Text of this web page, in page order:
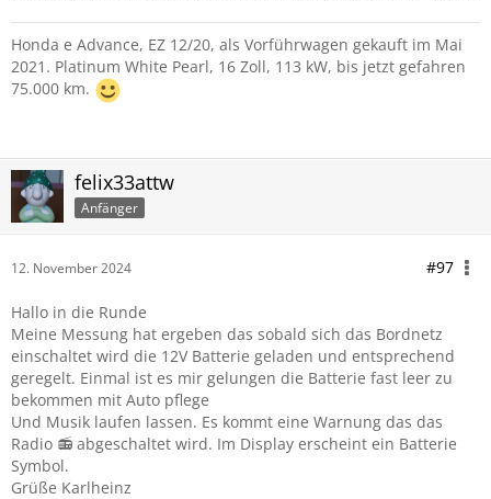
Honda e Advance, EZ 12/20, als Vorführwagen gekauft im Mai
2021. Platinum White Pearl, 16 Zoll, 113 kW, bis jetzt gefahren
75.000 km.
felix33attw
Anfänger
12. November 2024 #97
Hallo in die Runde
Meine Messung hat ergeben das sobald sich das Bordnetz
einschaltet wird die 12V Batterie geladen und entsprechend
geregelt. Einmal ist es mir gelungen die Batterie fast leer zu
bekommen mit Auto pflege
Und Musik laufen lassen. Es kommt eine Warnung das das
Radio 📻 abgeschaltet wird. Im Display erscheint ein Batterie
Symbol.
Grüße Karlheinz